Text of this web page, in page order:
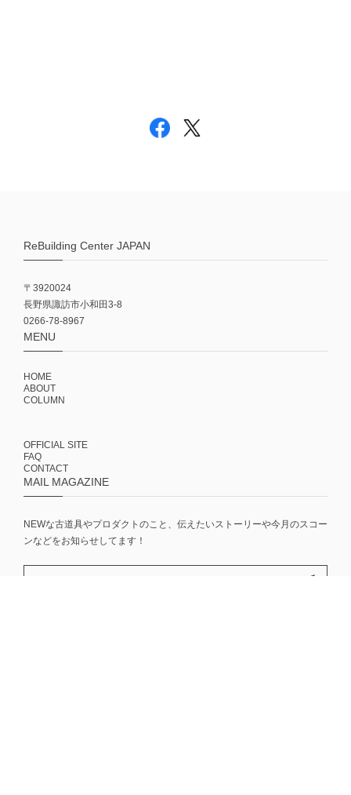
ReBuilding Center JAPAN
〒3920024
長野県諏訪市小和田3-8
0266-78-8967
MENU
HOME
ABOUT
COLUMN
OFFICIAL SITE
FAQ
CONTACT
MAIL MAGAZINE
NEWな古道具やプロダクトのこと、伝えたいストーリーや今月のスコー
ンなどをお知らせしてます！